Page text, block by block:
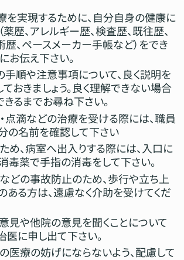
を実現するために、自分自身の健康に
歴、アレルギー歴、検査歴、既往歴、
歴、ペースメーカー手帳など）をでき
お伝え下さい。
手順や注意事項について、良く説明を
ておきましょう。良く理解できない場合
きるまでお尋ね下さい。
点滴などの治療を受ける際には、職員
の名前を確認して下さい
め、病室へ出入りする際には、入口に
毒薬で手指の消毒をして下さい。
どの事故防止のため、歩行や立ち上
ある方は、遠慮なく介助を受けてくだ
見や他院の意見を聞くことについて
医に申し出て下さい。
医療の妨げにならないよう、配慮して